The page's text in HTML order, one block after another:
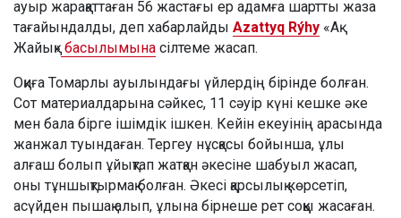
ауыр жарақаттаған 56 жастағы ер адамға шартты жаза
тағайындалды, деп хабарлайды Azattyq Rýhy «Ақ
Жайық»басылымына сілтеме жасап.
Оқиға Томарлы ауылындағы үйлердің бірінде болған.
Сот материалдарына сәйкес, 11 сәуір күні кешке әке
мен бала бірге ішімдік ішкен. Кейін екеуінің арасында
жанжал туындаған. Тергеу нұсқасы бойынша, ұлы
алғаш болып ұйықтап жатқан әкесіне шабуыл жасап,
оны тұншықтырмақ болған. Әкесі қарсылық көрсетіп,
асүйден пышақ алып, ұлына бірнеше рет соққы жасаған.